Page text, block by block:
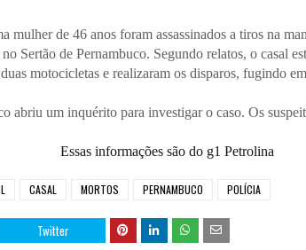
mulher de 46 anos foram assassinados a tiros na
Sertão de Pernambuco. Segundo relatos, o casal
motocicletas e realizaram os disparos, fugindo
abriu um inquérito para investigar o caso. Os
Essas informações são do g1 Petrolina
CASAL MORTOS PERNAMBUCO POLÍCIA
Twitter